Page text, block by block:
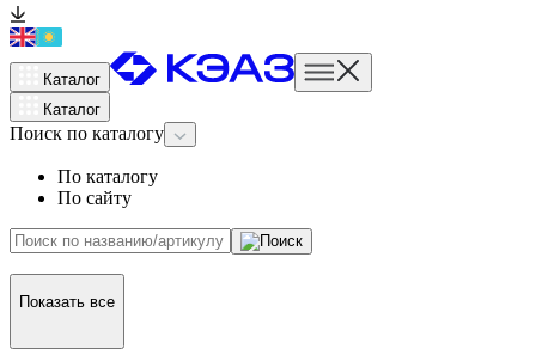
Каталог
Каталог
Поиск по каталогу
По каталогу
По сайту
Показать все